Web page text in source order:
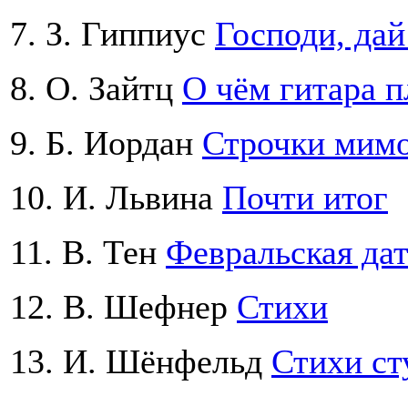
7. З. Гиппиус Господи,
8. О. Зайтц О чём гитара
9. Б. Иордан Строчки
10. И. Львина Почти итог
11. В. Тен Февральская
12. В. Шефнер Стихи
13. И. Шёнфельд Стихи